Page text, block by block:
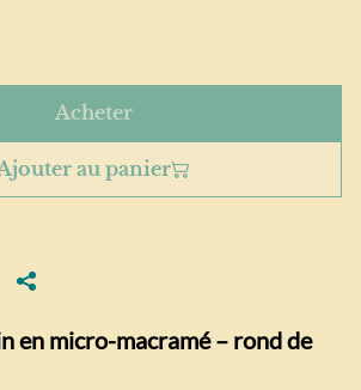
Acheter
au panier
en micro-macramé – rond de